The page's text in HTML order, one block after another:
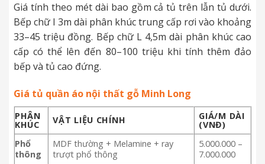
Giá tính theo mét dài bao gồm cả tủ trên lẫn tủ dưới.
Bếp chữ I 3m dài phân khúc trung cấp rơi vào khoảng
33–45 triệu đồng. Bếp chữ L 4,5m dài phân khúc cao
cấp có thể lên đến 80–100 triệu khi tính thêm đảo
bếp và tủ cao đứng.
Giá tủ quần áo nội thất gỗ Minh Long
PHÂN
KHÚC VẬT LIỆU CHÍNH GIÁ/M DÀI
(VNĐ)
Phổ
thông
MDF thường + Melamine + ray
trượt phổ thông
5.000.000 –
7.000.000